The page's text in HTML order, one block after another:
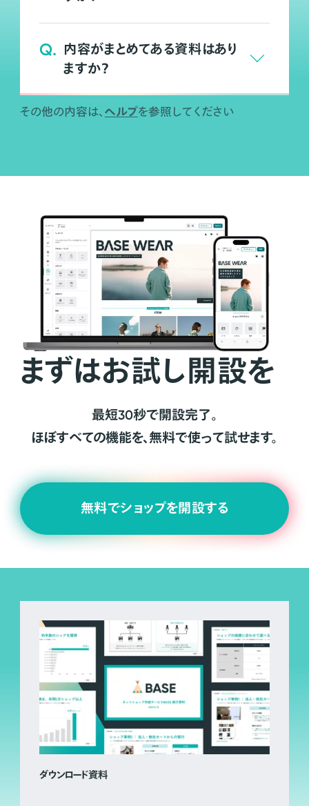
Q. 内容がまとめてある資料はあり
ますか？
その他の内容は、 ヘルプを参照してください
まずはお試し開設を
最短30秒で開設完了。
ほぼすべての機能を、無料で使って試せます。
無料でショップを開設する
ダウンロード資料